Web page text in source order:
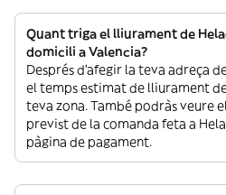
Quant triga el lliurament de
domicili a Valencia?
Després d’afegir la teva adreça
el temps estimat de lliurament
teva zona. També podràs veure
previst de la comanda feta a
pàgina de pagament.